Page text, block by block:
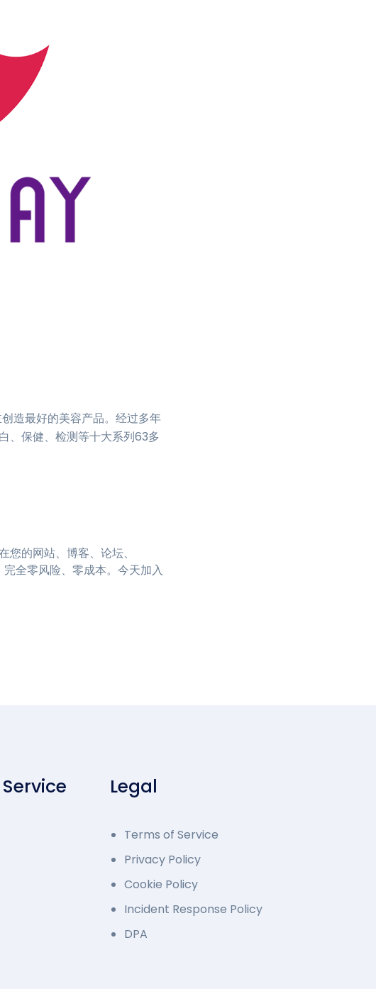
造最好的美容产品。经过多年
、保健、检测等十大系列63多
的网站、博客、论坛、
全零风险、零成本。今天加入
Legal
Terms of Service
Privacy Policy
Cookie Policy
Incident Response Policy
DPA